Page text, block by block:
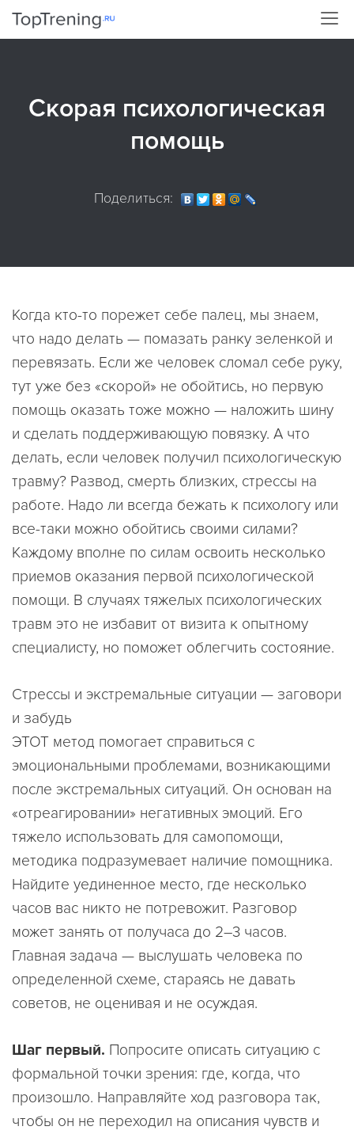
Скорая психологическая
помощь
Поделиться:
Когда кто-то порежет себе палец, мы знаем,
что надо делать — помазать ранку зеленкой и
перевязать. Если же человек сломал себе руку,
тут уже без «скорой» не обойтись, но первую
помощь оказать тоже можно — наложить шину
и сделать поддерживающую повязку. А что
делать, если человек получил психологическую
травму? Развод, смерть близких, стрессы на
работе. Надо ли всегда бежать к психологу или
все-таки можно обойтись своими силами?
Каждому вполне по силам освоить несколько
приемов оказания первой психологической
помощи. В случаях тяжелых психологических
травм это не избавит от визита к опытному
специалисту, но поможет облегчить состояние.
Стрессы и экстремальные ситуации — заговори
и забудь
ЭТОТ метод помогает справиться с
эмоциональными проблемами, возникающими
после экстремальных ситуаций. Он основан на
«отреагировании» негативных эмоций. Его
тяжело использовать для самопомощи,
методика подразумевает наличие помощника.
Найдите уединенное место, где несколько
часов вас никто не потревожит. Разговор
может занять от получаса до 2–3 часов.
Главная задача — выслушать человека по
определенной схеме, стараясь не давать
советов, не оценивая и не осуждая.
Шаг первый. Попросите описать ситуацию с
формальной точки зрения: где, когда, что
произошло. Направляйте ход разговора так,
чтобы он не переходил на описания чувств и